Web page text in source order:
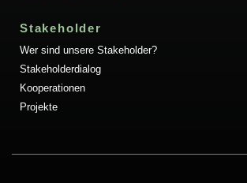
Stakeholder
Wer sind unsere Stakeholder?
Stakeholderdialog
Kooperationen
Projekte